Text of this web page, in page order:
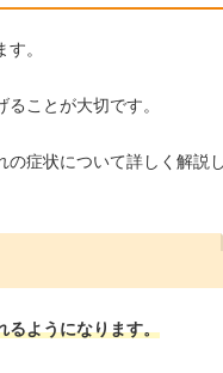
。
ことが大切です。
症状について詳しく解説し
るようになります。